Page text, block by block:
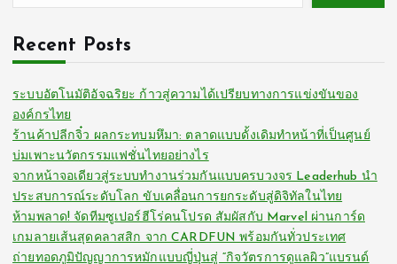
Recent Posts
ระบบอัตโนมัติอัจฉริยะ ก้าวสู่ความได้เปรียบทางการแข่งขันของ
องค์กรไทย
ร้านค้าปลีกจิ๋ว ผลกระทบมหึมา: ตลาดแบบดั้งเดิมทำหน้าที่เป็นศูนย์
บ่มเพาะนวัตกรรมแฟชั่นไทยอย่างไร
จากหน้าจอเดียวสู่ระบบทำงานร่วมกันแบบครบวงจร Leaderhub นำ
ประสบการณ์ระดับโลก ขับเคลื่อนการยกระดับสู่ดิจิทัลในไทย
ห้ามพลาด! จัดทีมซูเปอร์ฮีโร่คนโปรด สัมผัสกับ Marvel ผ่านการ์ด
เกมลายเส้นสุดคลาสสิก จาก CARDFUN พร้อมกันทั่วประเทศ
ถ่ายทอดภูมิปัญญาการหมักแบบญี่ปุ่นสู่ “กิจวัตรการดูแลผิว”แบรนด์